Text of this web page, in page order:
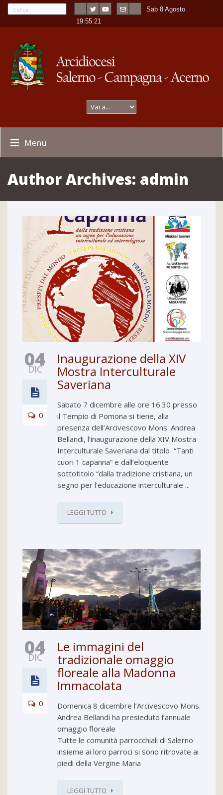
Sab 8 Agosto
19:55:22
Menu
Author Archives: admin
04
DIC
0
Inaugurazione della XIV
Mostra Interculturale
Saveriana
Sabato 7 dicembre alle ore 16.30 presso
il Tempio di Pomona si tiene, alla
presenza dell’Arcivescovo Mons. Andrea
Bellandi, l’inaugurazione della XIV Mostra
Interculturale Saveriana dal titolo “Tanti
cuori 1 capanna” e dall’eloquente
sottotitolo “dalla tradizione cristiana, un
segno per l’educazione interculturale ...
LEGGI TUTTO
04
DIC
0
Le immagini del
tradizionale omaggio
floreale alla Madonna
Immacolata
Domenica 8 dicembre l’Arcivescovo Mons.
Andrea Bellandi ha presieduto l’annuale
omaggio floreale
Tutte le comunità parrocchiali di Salerno
insieme ai loro parroci si sono ritrovate ai
piedi della Vergine Maria
LEGGI TUTTO